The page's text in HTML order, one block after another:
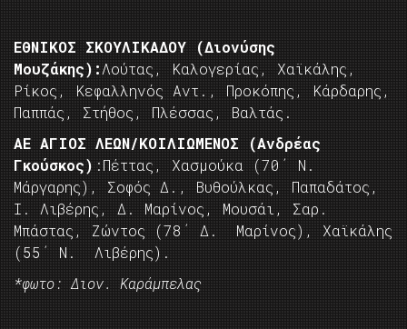
ΕΘΝΙΚΟΣ ΣΚΟΥΛΙΚΑΔΟΥ (Διονύσης
Μουζάκης):Λούτας, Καλογερίας, Χαϊκάλης,
Ρίκος, Κεφαλληνός Αντ., Προκόπης, Κάρδαρης,
Παππάς, Στήθος, Πλέσσας, Βαλτάς.
ΑΕ ΑΓΙΟΣ ΛΕΩΝ/ΚΟΙΛΙΩΜΕΝΟΣ (Ανδρέας
Γκούσκος) :Πέττας, Χασμούκα (70΄ Ν.
Μάργαρης), Σοφός Δ., Βυθούλκας, Παπαδάτος,
Ι. Λιβέρης, Δ. Μαρίνος, Μουσάι, Σαρ.
Μπάστας, Ζώντος (78΄ Δ. Μαρίνος), Χαϊκάλης
(55΄ Ν. Λιβέρης).
*φωτο: Διον. Καράμπελας